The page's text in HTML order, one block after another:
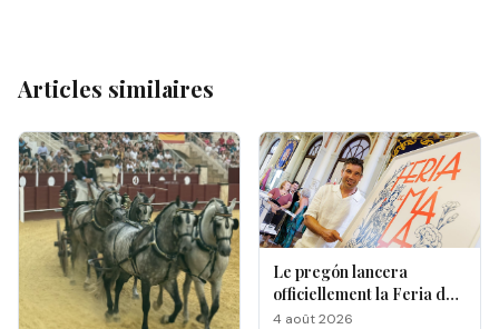
Articles similaires
Le pregón lancera
officiellement la Feria de
Málaga 2026
4 août 2026